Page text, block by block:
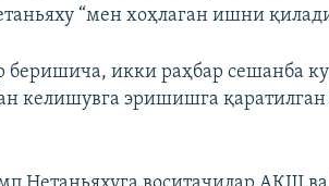
“мен хоҳлаган ишни
икки раҳбар сешанба
келишувга эришишга